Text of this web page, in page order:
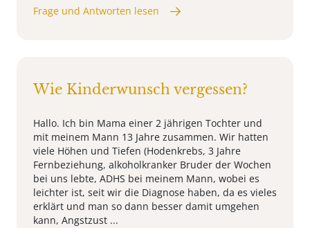
Frage und Antworten lesen
Wie Kinderwunsch vergessen?
Hallo. Ich bin Mama einer 2 jährigen Tochter und
mit meinem Mann 13 Jahre zusammen. Wir hatten
viele Höhen und Tiefen (Hodenkrebs, 3 Jahre
Fernbeziehung, alkoholkranker Bruder der Wochen
bei uns lebte, ADHS bei meinem Mann, wobei es
leichter ist, seit wir die Diagnose haben, da es vieles
erklärt und man so dann besser damit umgehen
kann, Angstzust ...